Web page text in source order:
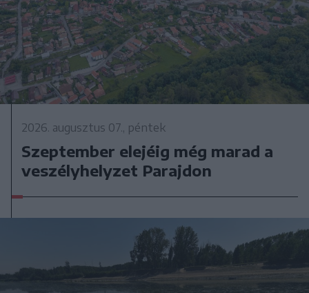
2026. augusztus 07., péntek
Szeptember elejéig még marad a
veszélyhelyzet Parajdon